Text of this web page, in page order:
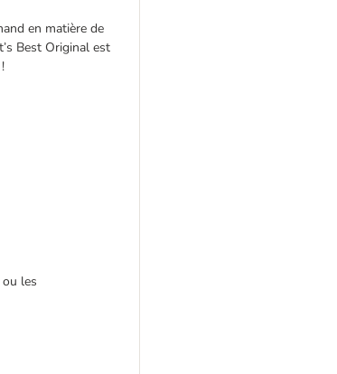
en matière de
Best Original est
les